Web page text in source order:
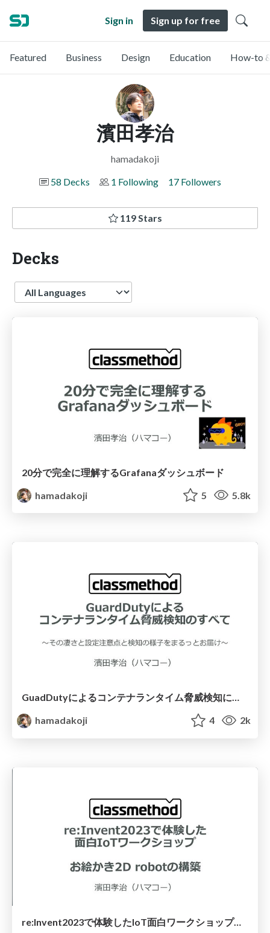
Sign in Sign up for free
Featured Business Design Education How-to
濱田孝治
hamadakoji
58 Decks
1 Following 17 Followers
119 Stars
Decks
Language
20分で完全に理解するGrafanaダッシュボード
hamadakoji
5 5.8k
GuadDutyによるコンテナランタイム脅威検知にすべて〜その凄さと設定注意点と検知の様子をまるっとお届け〜
hamadakoji
4 2k
re:Invent2023で体験したIoT面白ワークショップ〜お絵描き2Dロボットの構築〜